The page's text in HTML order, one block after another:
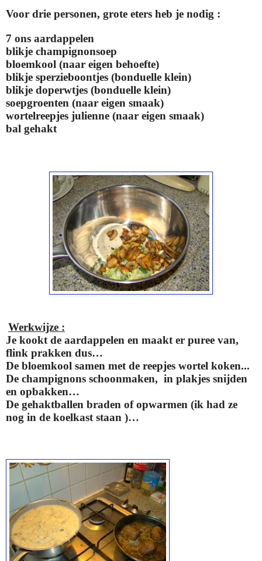
Voor drie personen, grote eters heb je nodig :
7 ons aardappelen
blikje champignonsoep
bloemkool (naar eigen behoefte)
blikje sperzieboontjes (bonduelle klein)
blikje doperwtjes (bonduelle klein)
soepgroenten (naar eigen smaak)
wortelreepjes julienne (naar eigen smaak)
bal gehakt
Werkwijze :
Je kookt de aardappelen en maakt er puree van,
flink prakken dus…
De bloemkool samen met de reepjes wortel koken...
De champignons schoonmaken, in plakjes snijden
en opbakken…
De gehaktballen braden of opwarmen (ik had ze
nog in de koelkast staan )…